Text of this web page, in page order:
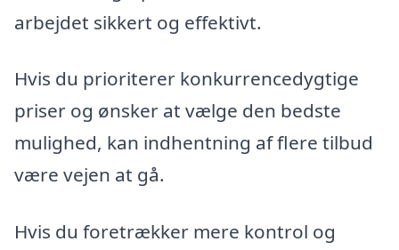
arbejdet sikkert og effektivt.
Hvis du prioriterer konkurrencedygtige
priser og ønsker at vælge den bedste
mulighed, kan indhentning af flere tilbud
være vejen at gå.
Hvis du foretrækker mere kontrol og